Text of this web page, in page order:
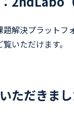
解決プラット
いただけます。
ただきま